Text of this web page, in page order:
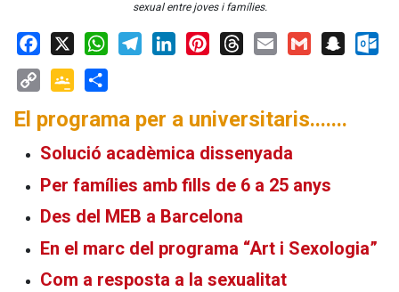
sexual entre joves i famílies.
Facebook
X WhatsApp
Link Classroom
El programa per a universitaris.......
Solució acadèmica dissenyada
Per famílies amb fills de 6 a 25 anys
Des del MEB a Barcelona
En el marc del programa “Art i Sexologia”
Com a resposta a la sexualitat